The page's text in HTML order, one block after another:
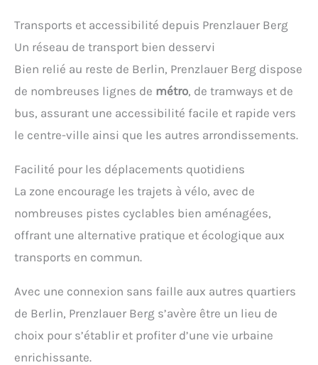
Transports et accessibilité depuis Prenzlauer Berg
Un réseau de transport bien desservi
Bien relié au reste de Berlin, Prenzlauer Berg dispose
de nombreuses lignes de métro, de tramways et de
bus, assurant une accessibilité facile et rapide vers
le centre-ville ainsi que les autres arrondissements.
Facilité pour les déplacements quotidiens
La zone encourage les trajets à vélo, avec de
nombreuses pistes cyclables bien aménagées,
offrant une alternative pratique et écologique aux
transports en commun.
Avec une connexion sans faille aux autres quartiers
de Berlin, Prenzlauer Berg s’avère être un lieu de
choix pour s’établir et profiter d’une vie urbaine
enrichissante.